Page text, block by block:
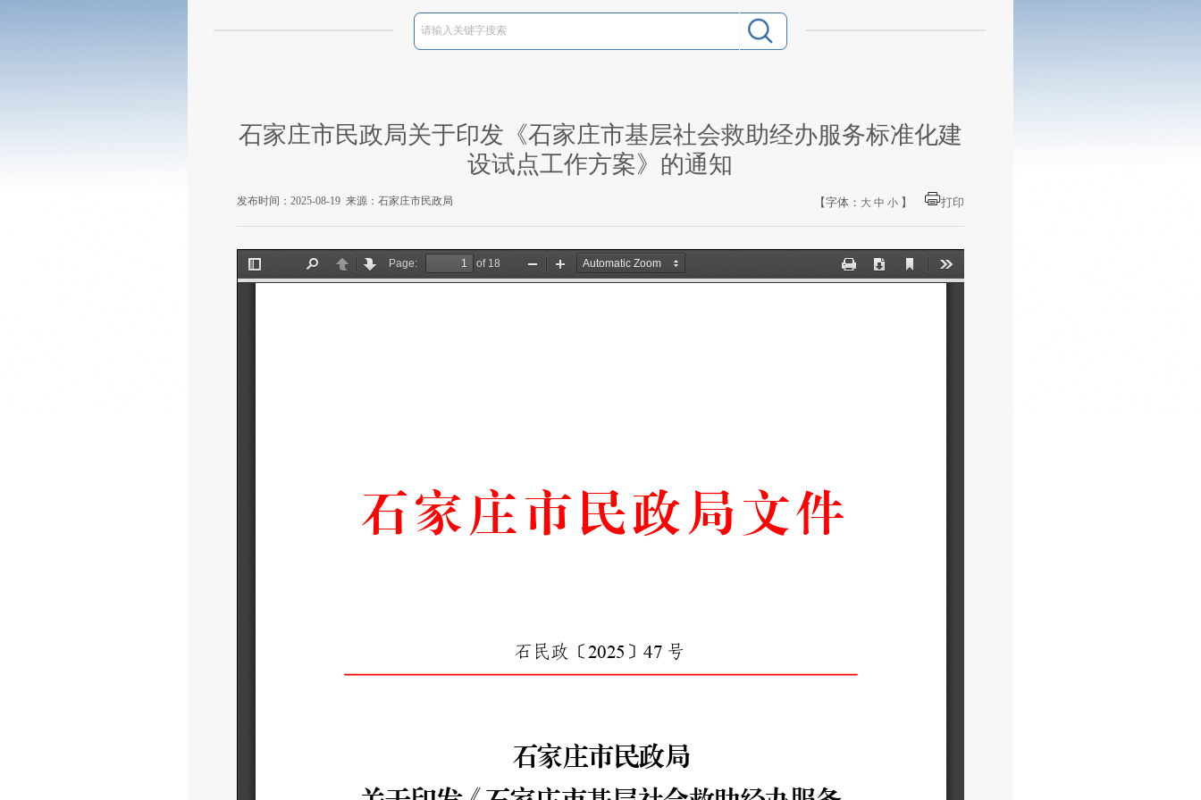
石家庄市民政局关于印发《石家庄市基层社会救助经办服务标准化建
设试点工作方案》的通知
发布时间：2025-08-19 来源：石家庄市民政局 【字体： 大 中 小 】 打印